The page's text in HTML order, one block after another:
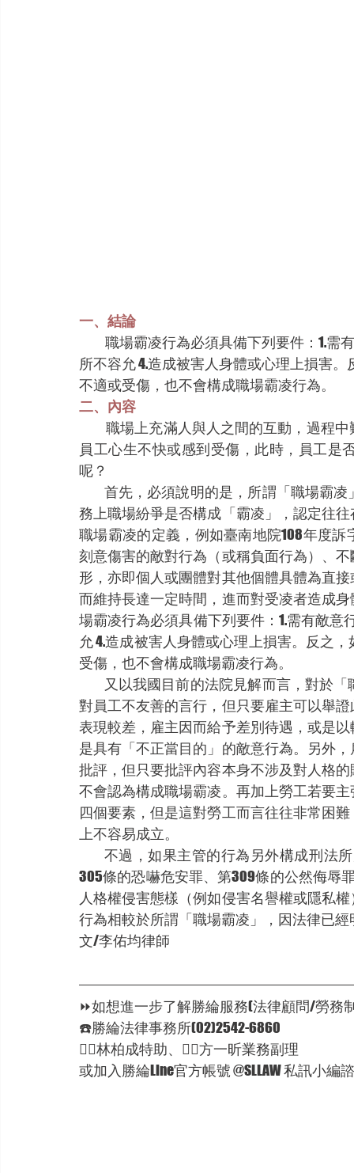
一、結論
職場霸凌行為必須具備下列要件：1.需
所不容允 4.造成被害人身體或心理上損害
不適或受傷，也不會構成職場霸凌行為。
二、內容
職場上充滿人與人之間的互動，過程中
員工心生不快或感到受傷，此時，員工是
呢？
首先，必須說明的是，所謂「職場霸凌
務上職場紛爭是否構成「霸凌」，認定往
職場霸凌的定義，例如臺南地院108年度
刻意傷害的敵對行為（或稱負面行為）、
形，亦即個人或團體對其他個體具體為直
而維持長達一定時間，進而對受凌者造成
場霸凌行為必須具備下列要件：1.需有敵意
允 4.造成被害人身體或心理上損害。反之
受傷，也不會構成職場霸凌行為。
又以我國目前的法院見解而言，對於「
對員工不友善的言行，但只要雇主可以舉
表現較差，雇主因而給予差別待遇，或是
是具有「不正當目的」的敵意行為。另外
批評，但只要批評內容本身不涉及對人格
不會認為構成職場霸凌。再加上勞工若要
四個要素，但是這對勞工而言往往非常困
上不容易成立。
不過，如果主管的行為另外構成刑法所
305條的恐嚇危安罪、第309條的公然侮辱
人格權侵害態樣（例如侵害名譽權或隱私
行為相較於所謂「職場霸凌」，因法律已
文/李佑均律師
⏩如想進一步了解勝綸服務(法律顧問/勞
☎️勝綸法律事務所(02)2542-6860
🦸‍♂林柏成特助、🦸‍♂方一昕業務副理
或加入勝綸Line官方帳號 @SLLAW 私訊小編